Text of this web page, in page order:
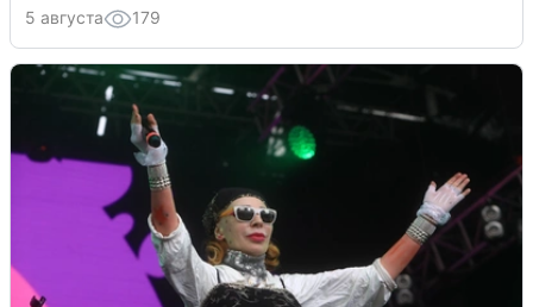
5 августа 179